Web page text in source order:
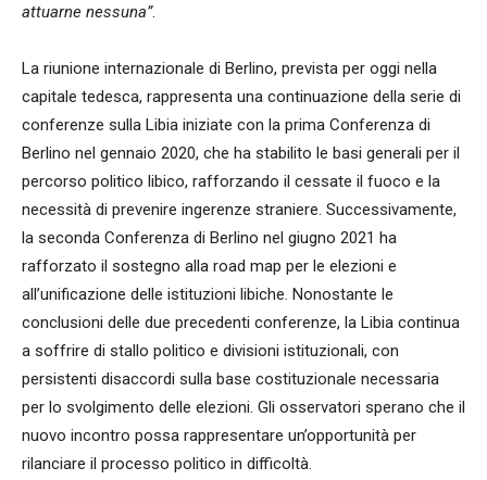
attuarne nessuna”.
La riunione internazionale di Berlino, prevista per oggi nella
capitale tedesca, rappresenta una continuazione della serie di
conferenze sulla Libia iniziate con la prima Conferenza di
Berlino nel gennaio 2020, che ha stabilito le basi generali per il
percorso politico libico, rafforzando il cessate il fuoco e la
necessità di prevenire ingerenze straniere. Successivamente,
la seconda Conferenza di Berlino nel giugno 2021 ha
rafforzato il sostegno alla road map per le elezioni e
all’unificazione delle istituzioni libiche. Nonostante le
conclusioni delle due precedenti conferenze, la Libia continua
a soffrire di stallo politico e divisioni istituzionali, con
persistenti disaccordi sulla base costituzionale necessaria
per lo svolgimento delle elezioni. Gli osservatori sperano che il
nuovo incontro possa rappresentare un’opportunità per
rilanciare il processo politico in difficoltà.